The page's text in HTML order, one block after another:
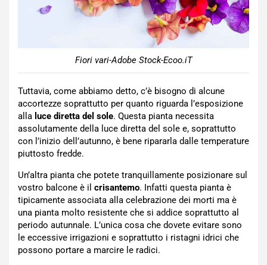
Fiori vari-Adobe Stock-Ecoo.iT
Tuttavia, come abbiamo detto, c’è bisogno di alcune
accortezze soprattutto per quanto riguarda l’esposizione
alla luce diretta del sole. Questa pianta necessita
assolutamente della luce diretta del sole e, soprattutto
con l’inizio dell’autunno, è bene ripararla dalle temperature
piuttosto fredde.
Un’altra pianta che potete tranquillamente posizionare sul
vostro balcone è il crisantemo. Infatti questa pianta è
tipicamente associata alla celebrazione dei morti ma è
una pianta molto resistente che si addice soprattutto al
periodo autunnale. L’unica cosa che dovete evitare sono
le eccessive irrigazioni e soprattutto i ristagni idrici che
possono portare a marcire le radici.